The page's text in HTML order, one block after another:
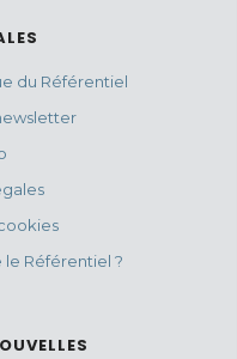
du Référentiel
Référentiel ?